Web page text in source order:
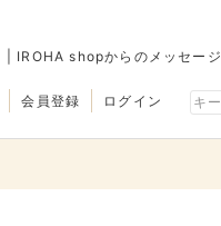
IROHA shopからのメッセージ
会員登録 ログイン